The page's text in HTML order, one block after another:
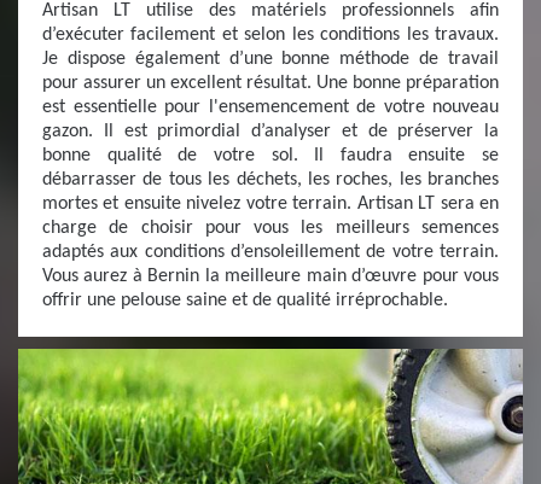
Artisan LT utilise des matériels professionnels afin
d’exécuter facilement et selon les conditions les travaux.
Je dispose également d’une bonne méthode de travail
pour assurer un excellent résultat. Une bonne préparation
est essentielle pour l'ensemencement de votre nouveau
gazon. Il est primordial d’analyser et de préserver la
bonne qualité de votre sol. Il faudra ensuite se
débarrasser de tous les déchets, les roches, les branches
mortes et ensuite nivelez votre terrain. Artisan LT sera en
charge de choisir pour vous les meilleurs semences
adaptés aux conditions d’ensoleillement de votre terrain.
Vous aurez à Bernin la meilleure main d’œuvre pour vous
offrir une pelouse saine et de qualité irréprochable.